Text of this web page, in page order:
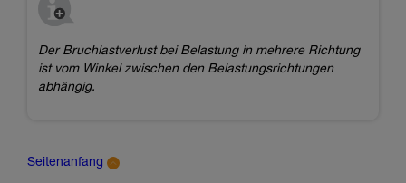
Der Bruchlastverlust bei Belastung in mehrere Richtung
ist vom Winkel zwischen den Belastungsrichtungen
abhängig.
Seitenanfang